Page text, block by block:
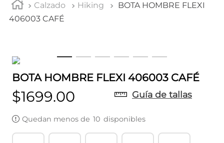
Calzado Hiking
BOTA HOMBRE FLEXI
406003 CAFÉ
BOTA HOMBRE FLEXI 406003 CAFÉ
$1699.00 Guía de tallas
Quedan menos de 10 disponibles
5. tenis niña